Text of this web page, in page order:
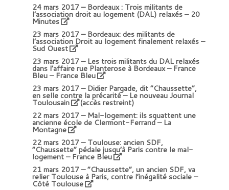
24 mars 2017 –Bordeaux : Trois militants de
l’association droit au logement (DAL) relaxés – 20
Minutes
23 mars 2017 –Bordeaux: des militants de
l’association Droit au logement finalement relaxés –
Sud Ouest
23 mars 2017 –Les trois militants du DAL relaxés
dans l’affaire rue Planterose à Bordeaux – France
Bleu – France Bleu
23 mars 2017 –Didier Pargade, dit “Chaussette”,
en selle contre la précarité – Le nouveau Journal
Toulousain
(accès restreint)
22 mars 2017 –Mal-logement: ils squattent une
ancienne école de Clermont-Ferrand – La
Montagne
22 mars 2017 –Toulouse: ancien SDF,
“Chaussette” pédale jusqu’à Paris contre le mal-
logement – France Bleu
21 mars 2017 –“Chaussette”, un ancien SDF, va
relier Toulouse à Paris, contre l’inégalité sociale –
Côté Toulouse